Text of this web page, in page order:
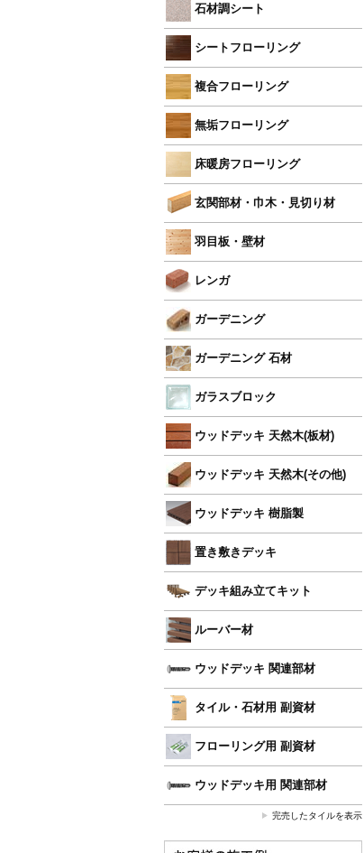
石材調シート
シートフローリング
複合フローリング
無垢フローリング
床暖房フローリング
玄関部材・巾木・見切り材
羽目板・壁材
レンガ
ガーデニング
ガーデニング 石材
ガラスブロック
ウッドデッキ 天然木(板材)
ウッドデッキ 天然木(その他)
ウッドデッキ 樹脂製
置き敷きデッキ
デッキ組み立てキット
ルーバー材
ウッドデッキ 関連部材
タイル・石材用 副資材
フローリング用 副資材
ウッドデッキ用 関連部材
完売したタイルを表示